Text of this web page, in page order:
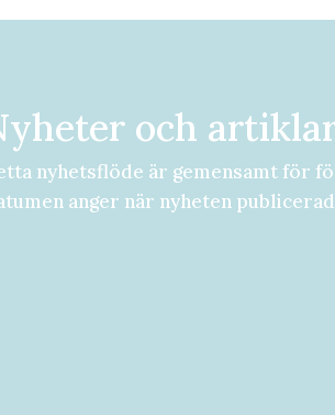
och
nyhetsflöde är gemensamt för
anger när nyheten